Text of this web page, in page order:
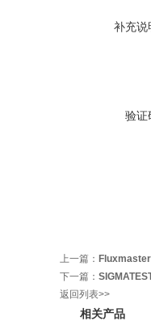
补充说
验证
上一篇：
下一篇：
返回列表>>
相关产品